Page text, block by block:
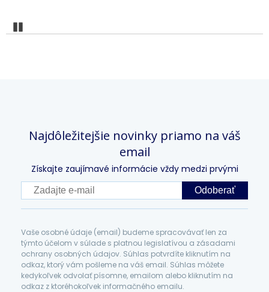
Najdôležitejšie novinky priamo na váš
email
Získajte zaujímavé informácie vždy medzi prvými
Odoberať
Vaše osobné údaje (email) budeme spracovávať len za
týmto účelom v súlade s platnou legislatívou a zásadami
ochrany osobných údajov. Súhlas potvrdíte kliknutím na
odkaz, ktorý vám pošleme na váš email. Súhlas môžete
kedykoľvek odvolať písomne, emailom alebo kliknutím na
odkaz z ktoréhokoľvek informačného emailu.